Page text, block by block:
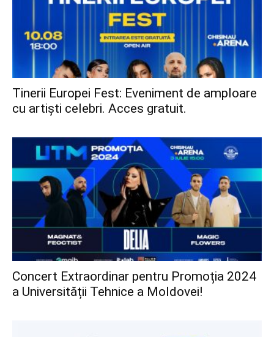
Tinerii Europei Fest: Eveniment de amploare
cu artiști celebri. Acces gratuit.
Concert Extraordinar pentru Promoția 2024
a Universității Tehnice a Moldovei!